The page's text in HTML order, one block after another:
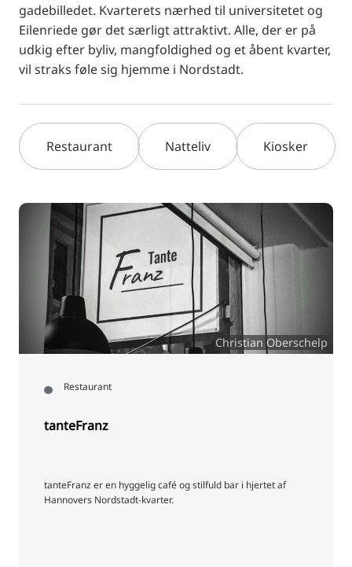
gadebilledet. Kvarterets nærhed til universitetet og
Eilenriede gør det særligt attraktivt. Alle, der er på
udkig efter byliv, mangfoldighed og et åbent kvarter,
vil straks føle sig hjemme i Nordstadt.
Restaurant Natteliv Kiosker
Christian Oberschelp
Restaurant
tanteFranz
tanteFranz er en hyggelig café og stilfuld bar i hjertet af
Hannovers Nordstadt-kvarter.